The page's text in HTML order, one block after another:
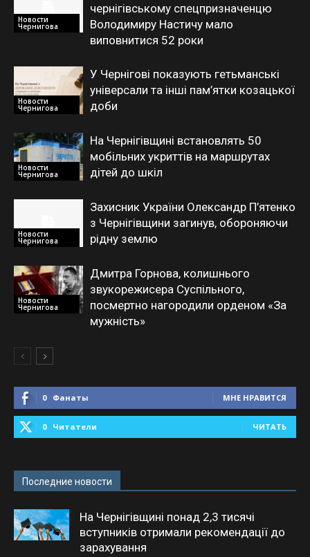
Новости
Чернигова
чернігівському спецпризначенцю
Володимиру Настичу мало
виповнитися 52 роки
Новости
Чернигова
У Чернігові показують гетьманські
універсали та інші пам’ятки козацької
доби
Новости
Чернигова
На Чернігівщині встановлять 50
мобільних укриттів на маршрутах
дітей до шкіл
Новости
Чернигова
Захисник України Олександр П’ятенко
з Чернігівщини загинув, обороняючи
рідну землю
Новости
Чернигова
Дмитра Горнова, колишнього
звукорежисера Суспільного,
посмертно нагородили орденом «За
мужність»
0 Фанаты МНЕ НРАВИТСЯ
0 Читатели ЧИТАТЬ
Последние новости
На Чернігівщині понад 2,3 тисячі
вступників отримали рекомендації до
зарахування